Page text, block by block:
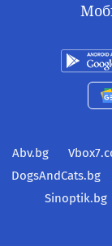
Abv.bg
DogsAndCats.bg
Sinoptik.bg